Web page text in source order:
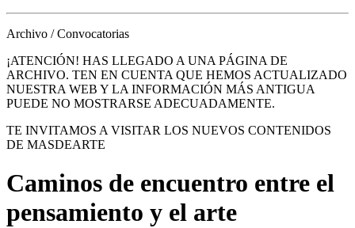
Archivo / Convocatorias
¡ATENCIÓN! HAS LLEGADO A UNA PÁGINA DE
ARCHIVO. TEN EN CUENTA QUE HEMOS ACTUALIZADO
NUESTRA WEB Y LA INFORMACIÓN MÁS ANTIGUA
PUEDE NO MOSTRARSE ADECUADAMENTE.
TE INVITAMOS A VISITAR LOS NUEVOS CONTENIDOS
DE MASDEARTE
Caminos de encuentro entre el
pensamiento y el arte